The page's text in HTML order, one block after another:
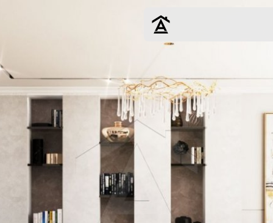
Ремонт
Цены
Наши работы
О нас
Контакты
г. Москва
8 (495) 109-
22-59